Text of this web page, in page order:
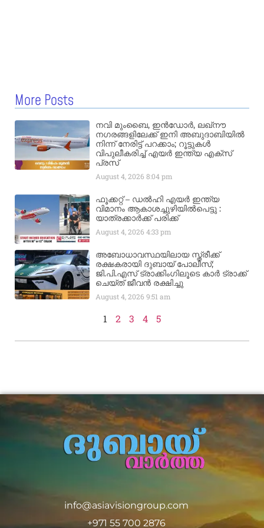
More Posts
നവി മുംബൈ, ഇൻഡോർ, ലഖ്നൗ
നഗരങ്ങളിലേക്ക് ഇനി അബുദാബിയിൽ
നിന്ന് നേരിട്ട് പറക്കാം; റൂട്ടുകൾ
വിപുലീകരിച്ച് എയർ ഇന്ത്യ എക്സ്
പ്രസ്
August 4, 20268:04 pm
ഫൂക്കറ്റ് – ഡൽഹി എയര്‍ ഇന്ത്യ
വിമാനം ആകാശച്ചുഴിയില്‍പെട്ടു :
യാത്രക്കാര്‍ക്ക് പരിക്ക്
August 4, 20264:33 pm
അബോധാവസ്ഥയിലായ സ്ത്രീക്ക്
രക്ഷകരായി ദുബായ് പോലീസ്;
ജി.പി.എസ് ട്രാക്കിംഗിലൂടെ കാർ ട്രാക്ക്
ചെയ്ത് ജീവൻ രക്ഷിച്ചു
August 4, 20269:51 am
1 2 3 4 5
info@asiavisiongroup.com
+971 55 700 2876